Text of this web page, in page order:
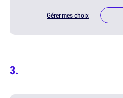
Gérer mes choix